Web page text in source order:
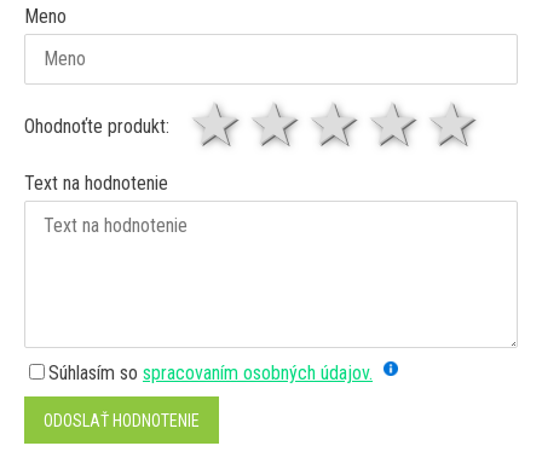
Meno
Ohodnoťte produkt: 4
3
2 hviezdy
1 hviezda
Text na hodnotenie
Súhlasím so spracovaním osobných údajov.
ODOSLAŤ HODNOTENIE